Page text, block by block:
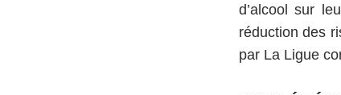
d’alcool sur
réduction des
par La Ligue